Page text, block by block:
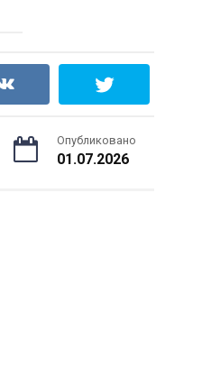
Опубликовано
01.07.2026